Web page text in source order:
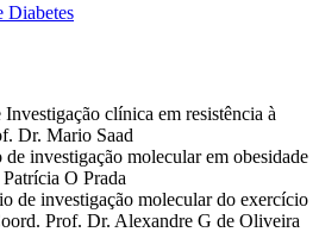
Diabetes
clínica em resistência à
Dr. Mario Saad
investigação molecular em obesidade
O Prada
de investigação molecular do exercício
Prof. Dr. Alexandre G de Oliveira